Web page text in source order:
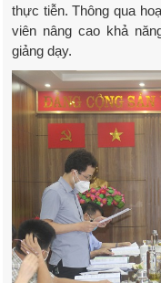
thực tiễn. Thông qua
viên nâng cao khả
giảng dạy.